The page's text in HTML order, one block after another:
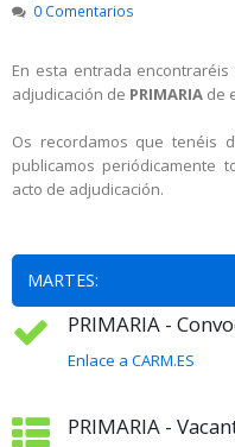
0 Comentarios
En esta entrada
adjudicación de PRIMARIA de
Os recordamos que tenéis
publicamos periódicamente
acto de adjudicación.
MARTES:
PRIMARIA -
Enlace a CARM.ES
PRIMARIA -